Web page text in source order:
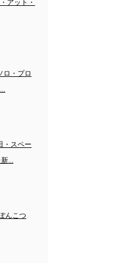
アット・
ロ・プロ
・スペー
...
んこつ